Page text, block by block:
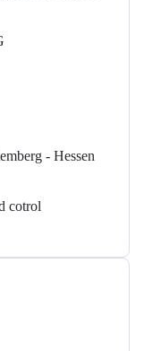
- Hessen
cotrol